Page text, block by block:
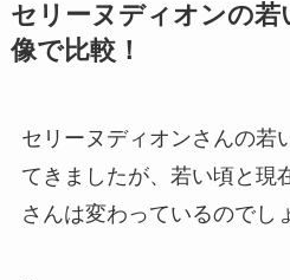
セリーヌディオンの若
像で比較！
セリーヌディオンさんの若
てきましたが、若い頃と現
さんは変わっているのでし